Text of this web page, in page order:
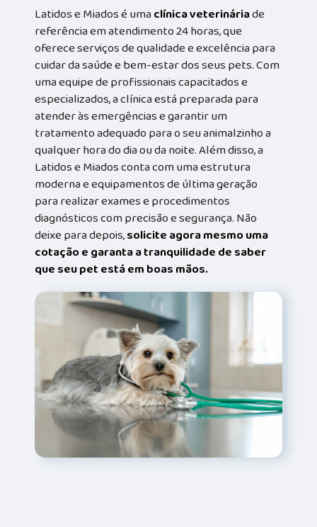
Latidos e Miados é umaclínica veterináriade
referência em atendimento 24 horas, que
oferece serviços de qualidade e excelência para
cuidar da saúde e bem-estar dos seus pets. Com
uma equipe de profissionais capacitados e
especializados, a clínica está preparada para
atender às emergências e garantir um
tratamento adequado para o seu animalzinho a
qualquer hora do dia ou da noite. Além disso, a
Latidos e Miados conta com uma estrutura
moderna e equipamentos de última geração
para realizar exames e procedimentos
diagnósticos com precisão e segurança. Não
deixe para depois,solicite agora mesmo uma
cotação e garanta a tranquilidade de saber
que seu pet está em boas mãos.